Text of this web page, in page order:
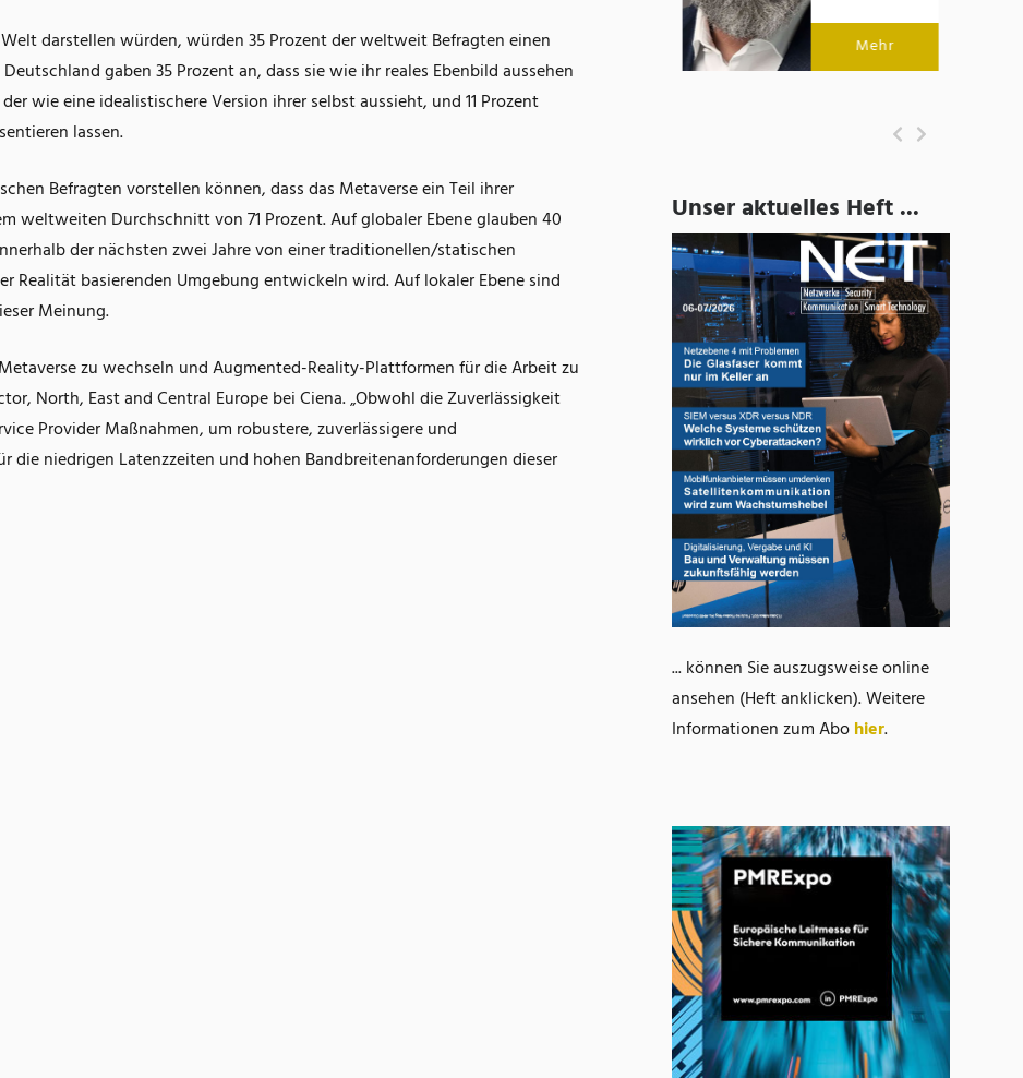
Mehr
Unser aktuelles Heft ...
... können Sie auszugsweise online
ansehen (Heft anklicken). Weitere
Informationen zum Abohier.
darstellen würden, würden 35 Prozent der weltweit Befragten einen
gaben 35 Prozent an, dass sie wie ihr reales Ebenbild aussehen
wie eine idealistischere Version ihrer selbst aussieht, und 11 Prozent
lassen.
Befragten vorstellen können, dass das Metaverse ein Teil ihrer
weltweiten Durchschnitt von 71 Prozent. Auf globaler Ebene glauben 40
der nächsten zwei Jahre von einer traditionellen/statischen
Realität basierenden Umgebung entwickeln wird. Auf lokaler Ebene sind
Meinung.
zu wechseln und Augmented-Reality-Plattformen für die Arbeit zu
North, East and Central Europe bei Ciena. „Obwohl die Zuverlässigkeit
Provider Maßnahmen, um robustere, zuverlässigere und
die niedrigen Latenzzeiten und hohen Bandbreitenanforderungen dieser